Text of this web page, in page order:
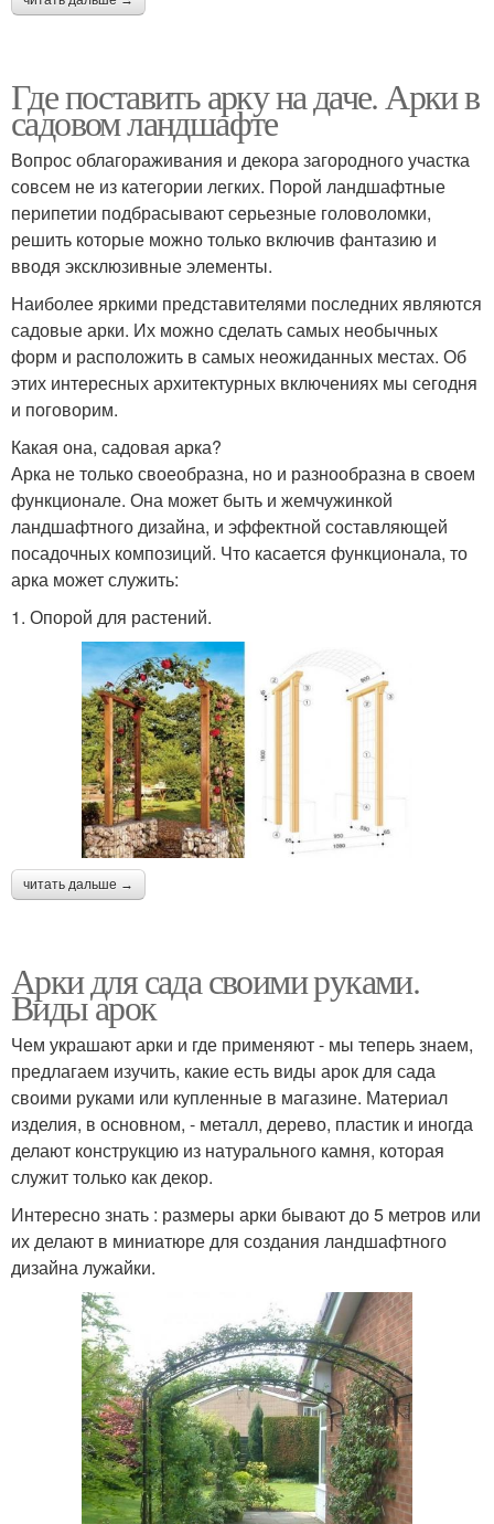
Где поставить арку на даче. Арки в
садовом ландшафте
Вопрос облагораживания и декора загородного участка
совсем не из категории легких. Порой ландшафтные
перипетии подбрасывают серьезные головоломки,
решить которые можно только включив фантазию и
вводя эксклюзивные элементы.
Наиболее яркими представителями последних являются
садовые арки. Их можно сделать самых необычных
форм и расположить в самых неожиданных местах. Об
этих интересных архитектурных включениях мы сегодня
и поговорим.
Какая она, садовая арка?
Арка не только своеобразна, но и разнообразна в своем
функционале. Она может быть и жемчужинкой
ландшафтного дизайна, и эффектной составляющей
посадочных композиций. Что касается функционала, то
арка может служить:
1. Опорой для растений.
читать дальше →
Арки для сада своими руками.
Виды арок
Чем украшают арки и где применяют - мы теперь знаем,
предлагаем изучить, какие есть виды арок для сада
своими руками или купленные в магазине. Материал
изделия, в основном, - металл, дерево, пластик и иногда
делают конструкцию из натурального камня, которая
служит только как декор.
Интересно знать : размеры арки бывают до 5 метров или
их делают в миниатюре для создания ландшафтного
дизайна лужайки.